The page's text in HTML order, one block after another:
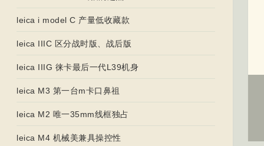
leica i model C 产量低收藏款
leica IIIC 区分战时版、战后版
leica IIIG 徕卡最后一代L39机身
leica M3 第一台m卡口鼻祖
leica M2 唯一35mm线框独占
leica M4 机械美兼具操控性